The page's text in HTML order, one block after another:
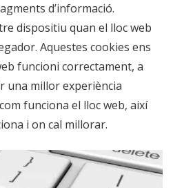
d’informació.
dispositiu quan el lloc web
Aquestes cookies ens
funcioni correctament, a
una millor experiència
funciona el lloc web, així
i on cal millorar.